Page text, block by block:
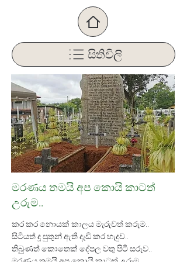
සිතිවිලි
මරණය තමයි අප කොයි කාටත්
උරුම..
කර කර නොයක් කාලය මැරුවත් කරුම..
සිටියත් දූ පුතුන් ඇති දැඩි කර හැදුව..
තිබුණත් කොතෙක් දේපල වතු පිටි සරුව..